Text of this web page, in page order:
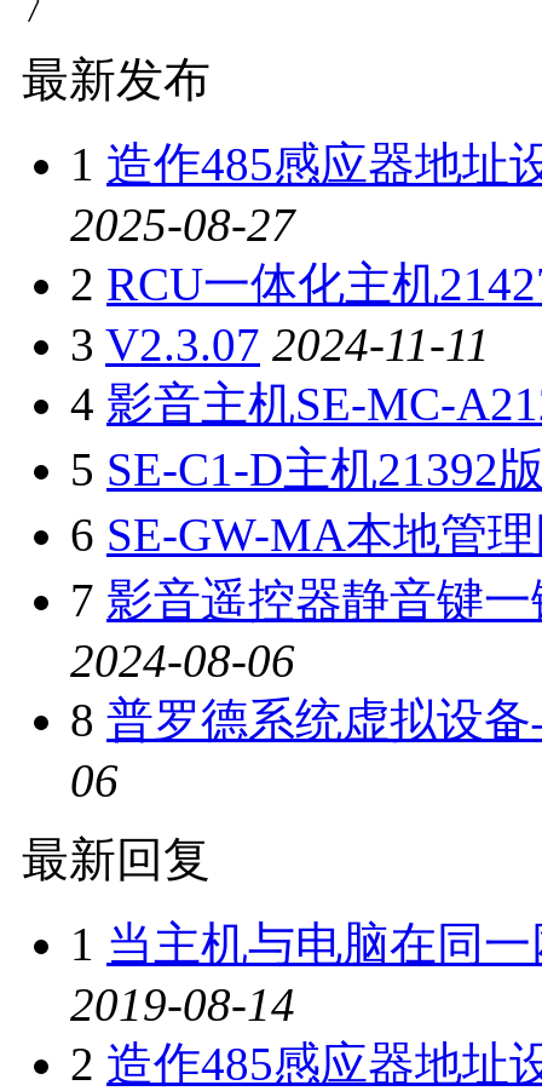
最新发布
1 造作485感应器地址
2025-08-27
2 RCU一体化主机
3 V2.3.07 2024-11-11
4 影音主机SE-MC-
5 SE-C1-D主机21392
6 SE-GW-MA本地管
7 影音遥控器静音键
2024-08-06
8 普罗德系统虚拟设
06
最新回复
1 当主机与电脑在同
2019-08-14
2 造作485感应器地址